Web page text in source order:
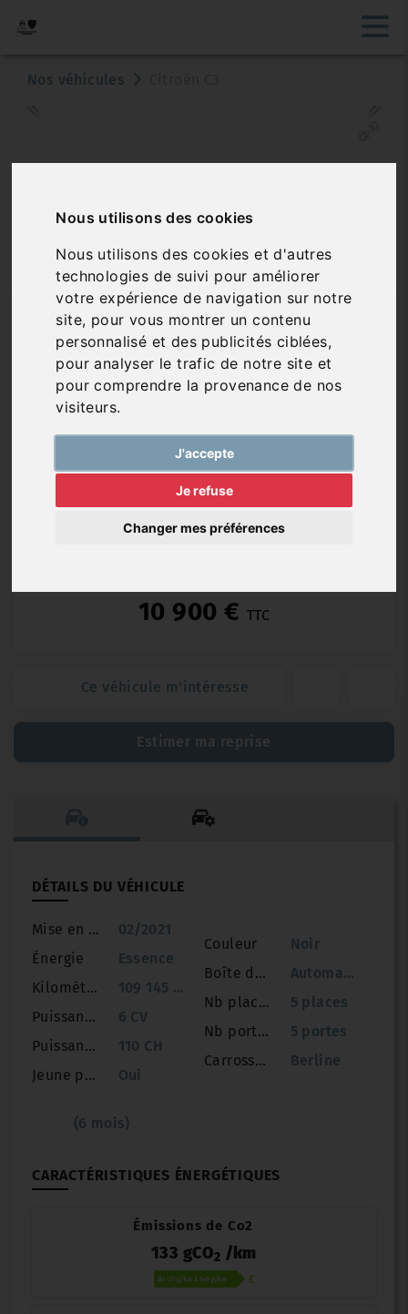
Nous utilisons des cookies
Nous utilisons des cookies et d'autres
technologies de suivi pour améliorer
votre expérience de navigation sur notre
site, pour vous montrer un contenu
personnalisé et des publicités ciblées,
pour analyser le trafic de notre site et
pour comprendre la provenance de nos
visiteurs.
J'accepte
Je refuse
Changer mes préférences
Nos véhicules
Véhicule vendu
CITROËN C3
PURETECH 110 S&S EAT6 SHINE BUSINESS
Réf. 3456872
km
(6 mois)
10 900 € TTC
Ce véhicule m'intéresse
Estimer ma reprise
DÉTAILS DU VÉHICULE
Mise en circulation
02/2021
Énergie
Essence
Kilométrage
109 145 km
Puissance
6 CV
Puissance réelle
110 CH
Jeune permis
Oui
Couleur
Noir
Boîte de vitesse
Automatique
Nb places
5 places
Nb portes
5 portes
Carrosserie
Berline
(6 mois)
CARACTÉRISTIQUES ÉNERGÉTIQUES
Émissions de Co2
133 gCO2 /km